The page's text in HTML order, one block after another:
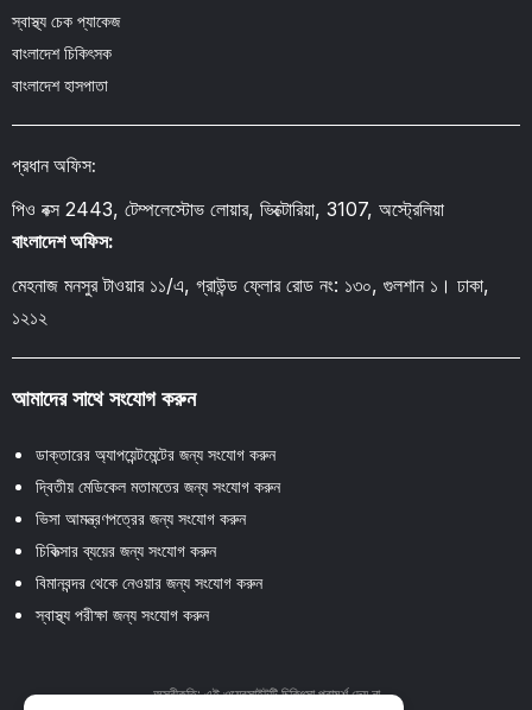
স্বাস্থ্য চেক প্যাকেজ
বাংলাদেশ চিকিৎসক
বাংলাদেশ হাসপাতা
প্রধান অফিস:
পিও বক্স 2443, টেম্পলেস্টোভ লোয়ার, ভিক্টোরিয়া, 3107, অস্ট্রেলিয়া
বাংলাদেশ অফিস:
মেহনাজ মনসুর টাওয়ার ১১/এ, গ্রাউন্ড ফ্লোর রোড নং: ১৩০, গুলশান ১। ঢাকা,
১২১২
আমাদের সাথে সংযোগ করুন
ডাক্তারের অ্যাপয়েন্টমেন্টের জন্য সংযোগ করুন
দ্বিতীয় মেডিকেল মতামতের জন্য সংযোগ করুন
ভিসা আমন্ত্রণপত্রের জন্য সংযোগ করুন
চিকিত্সার ব্যয়ের জন্য সংযোগ করুন
বিমানবন্দর থেকে নেওয়ার জন্য সংযোগ করুন
স্বাস্থ্য পরীক্ষা জন্য সংযোগ করুন
অস্বীকৃতি: এই ওয়েবসাইটটি চিকিৎসা পরামর্শ দেয় না